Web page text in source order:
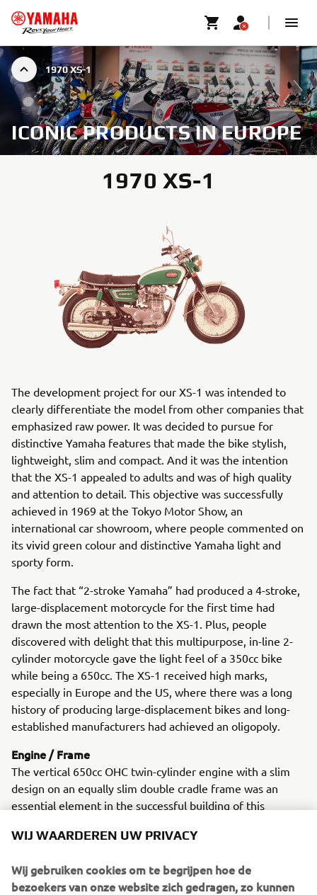
1970 XS-1
ICONIC PRODUCTS IN EUROPE
1970 XS-1
The development project for our XS-1 was intended to
clearly differentiate the model from other companies that
emphasized raw power. It was decided to pursue for
distinctive Yamaha features that made the bike stylish,
lightweight, slim and compact. And it was the intention
that the XS-1 appealed to adults and was of high quality
and attention to detail. This objective was successfully
achieved in 1969 at the Tokyo Motor Show, an
international car showroom, where people commented on
its vivid green colour and distinctive Yamaha light and
sporty form.
The fact that “2-stroke Yamaha” had produced a 4-stroke,
large-displacement motorcycle for the first time had
drawn the most attention to the XS-1. Plus, people
discovered with delight that this multipurpose, in-line 2-
cylinder motorcycle gave the light feel of a 350cc bike
while being a 650cc. The XS-1 received high marks,
especially in Europe and the US, where there was a long
history of producing large-displacement bikes and long-
established manufacturers had achieved an oligopoly.
Engine / Frame
The vertical 650cc OHC twin-cylinder engine with a slim
design on an equally slim double cradle frame was an
essential element in the successful building of this
model” that excited many motorcycle customers.
WIJ WAARDEREN UW PRIVACY
Wij gebruiken cookies om te begrijpen hoe de
bezoekers van onze website zich gedragen, zo kunnen